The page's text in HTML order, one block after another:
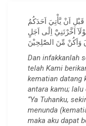
اَنْ يَّأْتِيَ اَحَدَكُمُ
اَخَّرْتَنِيْٓ اِلٰٓى اَجَلٍ
مِّنَ الصّٰلِحِيْنَ
Dan infakkanlah
telah Kami
kematian datang
antara kamu;
“Ya Tuhanku,
menunda
maka aku dapat